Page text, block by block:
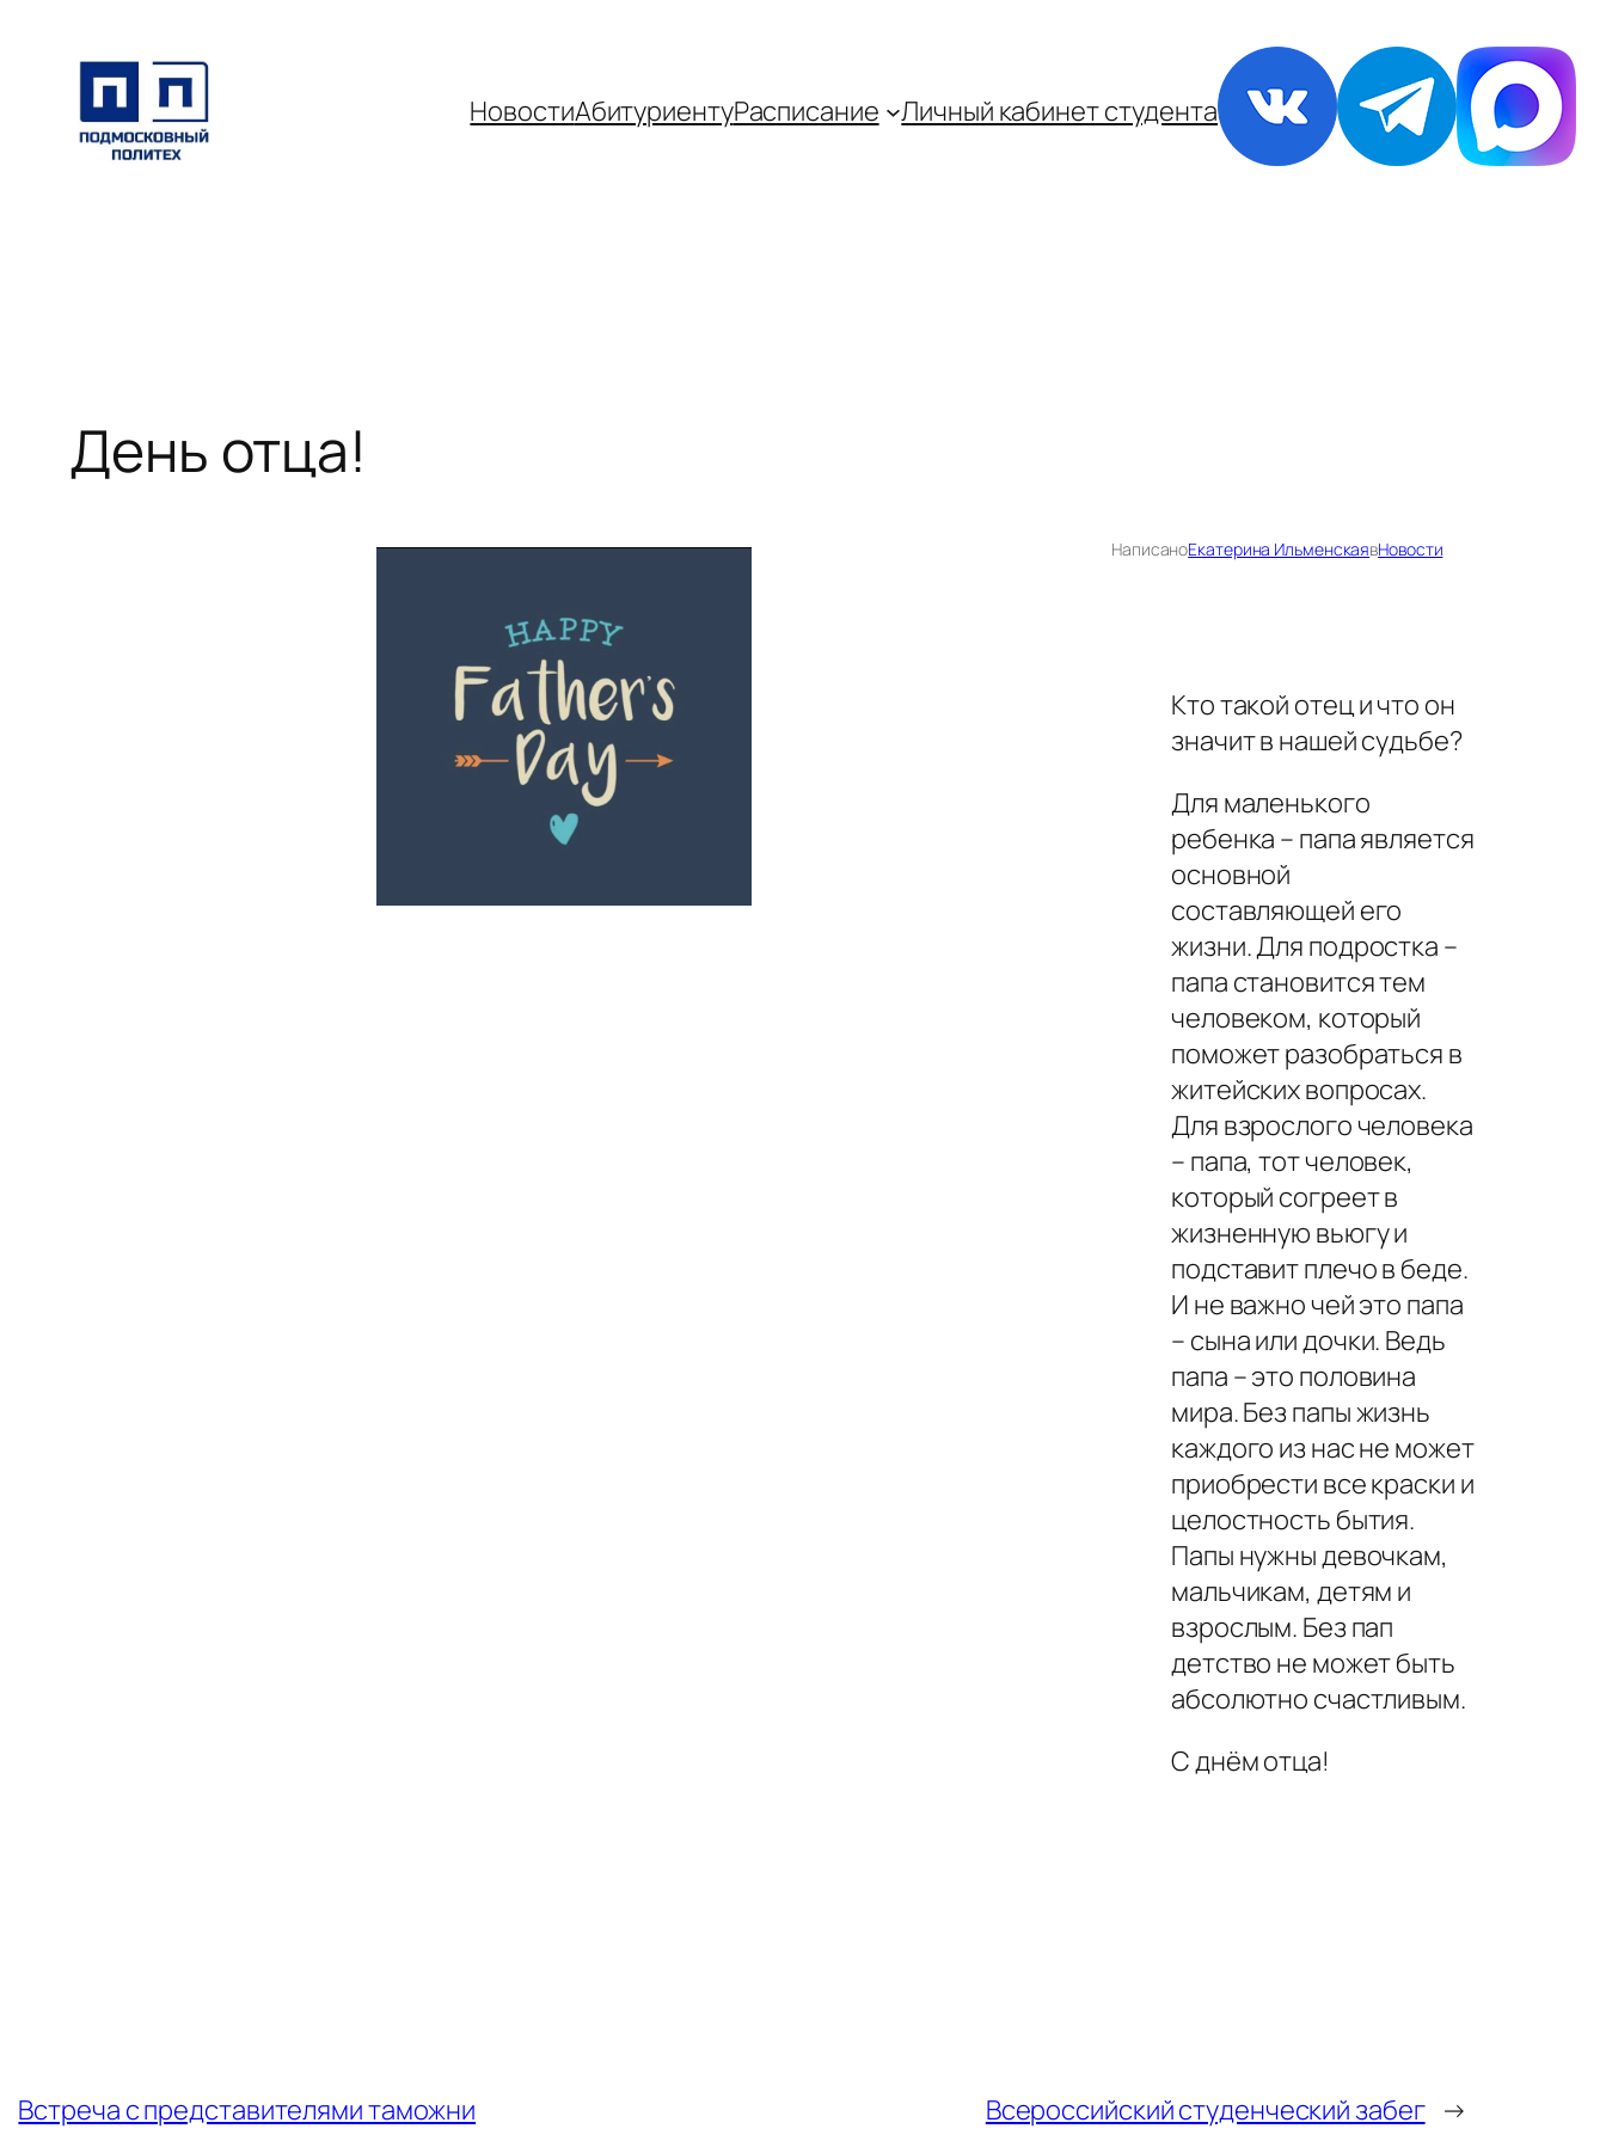
содержимому
НовостиАбитуриентуРаспиcание Личный кабинет студента
День отца!
НаписаноЕкатерина ИльменскаявНовости
Кто такой отец и что он
значит в нашей судьбе?
Для маленького
ребенка – папа является
основной
составляющей его
жизни. Для подростка –
папа становится тем
человеком, который
поможет разобраться в
житейских вопросах.
Для взрослого человека
– папа, тот человек,
который согреет в
жизненную вьюгу и
подставит плечо в беде.
И не важно чей это папа
– сына или дочки. Ведь
папа – это половина
мира. Без папы жизнь
каждого из нас не может
приобрести все краски и
целостность бытия.
Папы нужны девочкам,
мальчикам, детям и
взрослым. Без пап
детство не может быть
абсолютно счастливым.
С днём отца!
Встреча с представителями таможни Всероссийский студенческий забег →